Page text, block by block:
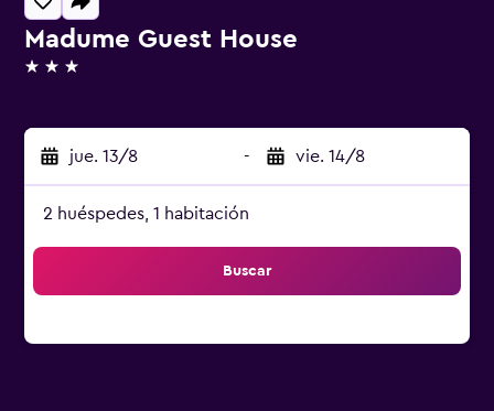
Madume Guest House
3 estrellas
jue. 13/8 - vie. 14/8
2 huéspedes, 1 habitación
Buscar